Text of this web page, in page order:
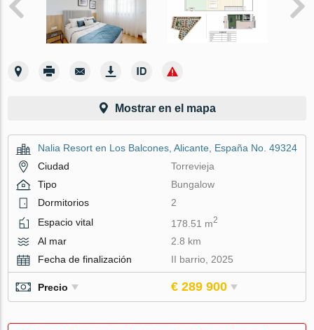
Mostrar en el mapa
Nalia Resort en Los Balcones, Alicante, España No. 49324
Ciudad
Torrevieja
Tipo
Bungalow
Dormitorios
2
Espacio vital
178.51 m2
Al mar
2.8 km
Fecha de finalización
II barrio, 2025
Precio € 289 900